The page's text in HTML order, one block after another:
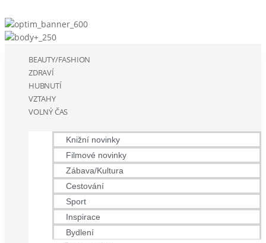
BEAUTY/FASHION
ZDRAVÍ
HUBNUTÍ
VZTAHY
VOLNÝ ČAS
Knižní novinky
Filmové novinky
Zábava/Kultura
Cestování
Sport
Inspirace
Bydlení